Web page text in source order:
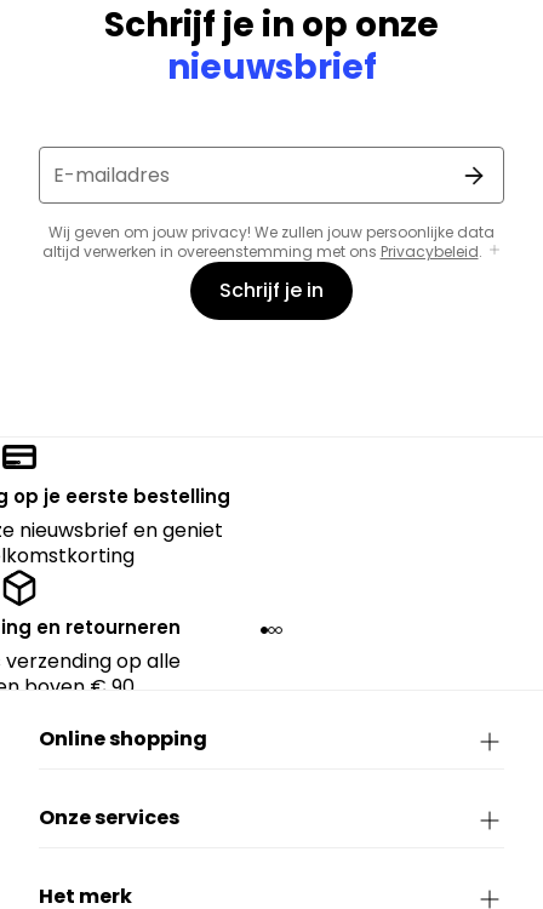
Schrijf je in op onze
nieuwsbrief
E-mailadres
Wij geven om jouw privacy! We zullen jouw persoonlijke data
altijd verwerken in overeenstemming met ons Privacybeleid.
Schrijf je in
op je eerste bestelling
nieuwsbrief en geniet
en retourneren
op alle
boven € 90.
Online shopping
Onze services
Het merk